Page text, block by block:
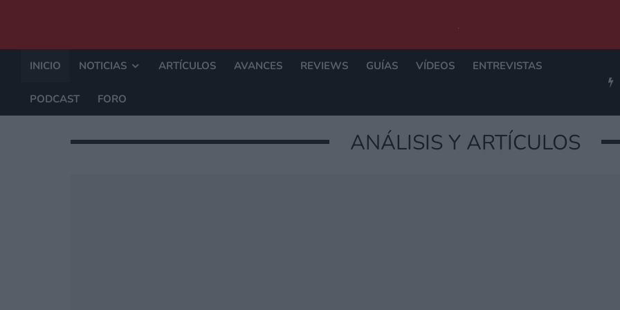
INICIO NOTICIAS ARTÍCULOS AVANCES REVIEWS GUÍAS VÍDEOS ENTREVISTAS
PODCAST FORO
ANÁLISIS Y ARTÍCULOS